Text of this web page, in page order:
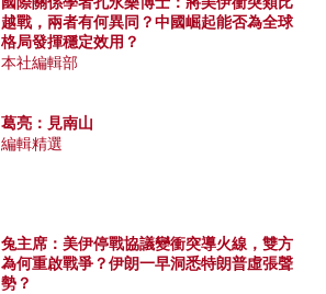
越戰，兩者有何異同？中國崛起能否為全球
格局發揮穩定效用？
本社編輯部
葛亮：見南山
編輯精選
兔主席：美伊停戰協議變衝突導火線，雙方
為何重啟戰爭？伊朗一早洞悉特朗普虛張聲
勢？